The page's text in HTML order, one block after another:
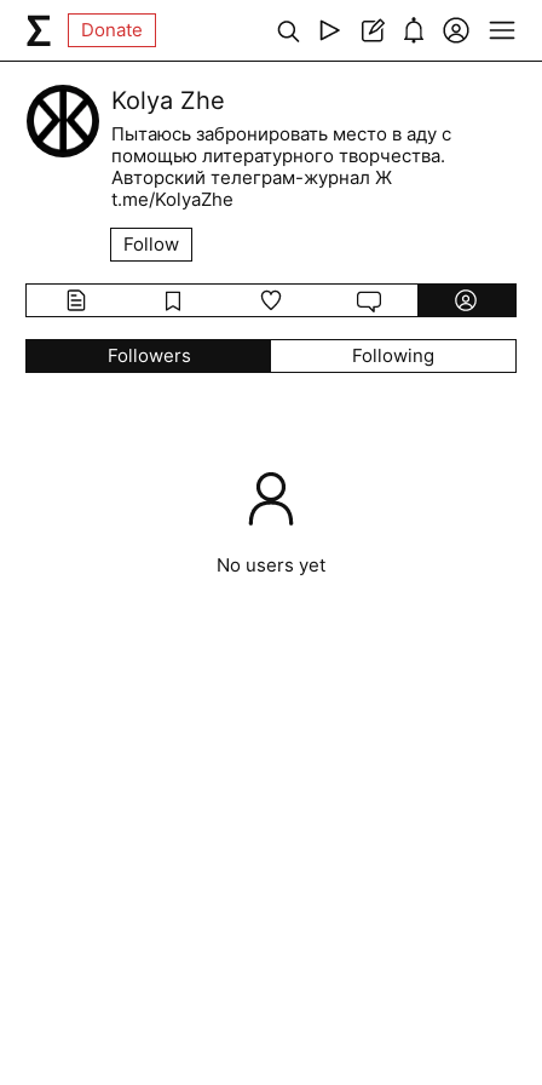
Donate
Kolya Zhe
Пытаюсь забронировать место в аду с
помощью литературного творчества.
Авторский телеграм-журнал Ж
t.me/KolyaZhe
Follow
Followers Following
No users yet